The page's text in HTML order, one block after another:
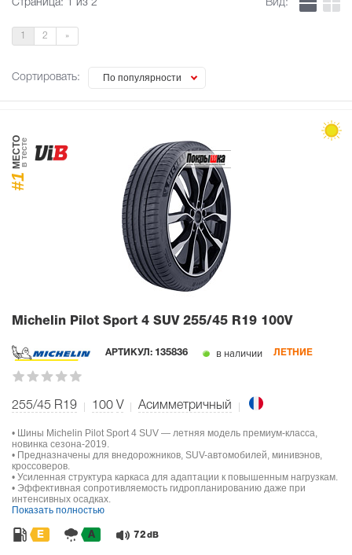
Страница: 1 из 2
1 2 »
Сортировать: По популярности
Вид:
#1
МЕСТОв тесте
Michelin Pilot Sport 4 SUV 255/45 R19 100V
АРТИКУЛ: 135836 в наличии ЛЕТНИЕ
255/45 R19 100 V Асимметричный
• Шины Michelin Pilot Sport 4 SUV — летняя модель премиум-класса,
новинка сезона-2019.
• Предназначены для внедорожников, SUV-автомобилей, минивэнов,
кроссоверов.
• Усиленная структура каркаса для адаптации к повышенным нагрузкам.
• Эффективная сопротивляемость гидропланированию даже при
интенсивных осадках.
Показать полностью
E A 72 dB